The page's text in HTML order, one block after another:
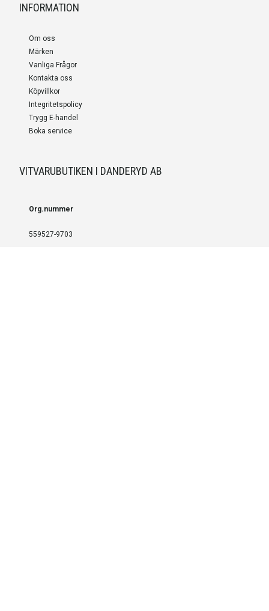
INFORMATION
Om oss
Märken
Vanliga Frågor
Kontakta oss
Köpvillkor
Integritetspolicy
Trygg E-handel
Boka service
VITVARUBUTIKEN I DANDERYD AB
Org.nummer
559527-9703